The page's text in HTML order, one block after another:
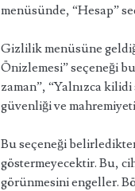
menüsünde, “Hesap”
Gizlilik menüsüne
Önizlemesi” seçeneği
zaman”, “Yalnızca
güvenliği ve
Bu seçeneği
göstermeyecektir. Bu,
görünmesini engeller.